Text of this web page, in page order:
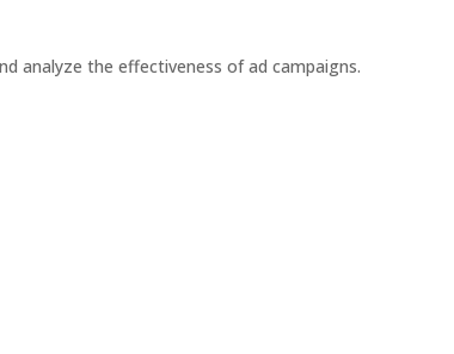
analyze the effectiveness of ad campaigns.